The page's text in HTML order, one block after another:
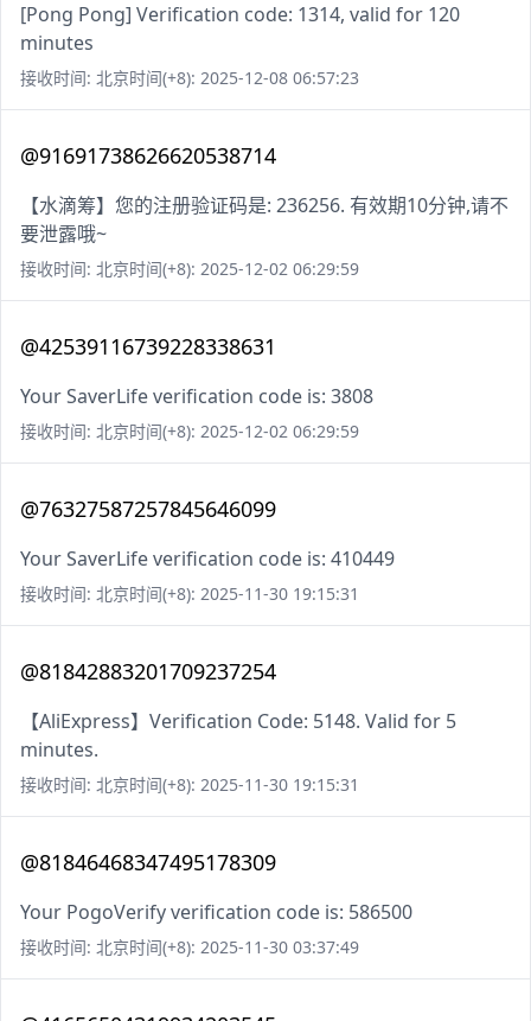
[Pong Pong] Verification code: 1314, valid for 120
minutes
接收时间: 北京时间(+8): 2025-12-08 06:57:23
@91691738626620538714
【水滴筹】您的注册验证码是: 236256. 有效期10分钟,请不
要泄露哦~
接收时间: 北京时间(+8): 2025-12-02 06:29:59
@42539116739228338631
Your SaverLife verification code is: 3808
接收时间: 北京时间(+8): 2025-12-02 06:29:59
@76327587257845646099
Your SaverLife verification code is: 410449
接收时间: 北京时间(+8): 2025-11-30 19:15:31
@81842883201709237254
【AliExpress】Verification Code: 5148. Valid for 5
minutes.
接收时间: 北京时间(+8): 2025-11-30 19:15:31
@81846468347495178309
Your PogoVerify verification code is: 586500
接收时间: 北京时间(+8): 2025-11-30 03:37:49